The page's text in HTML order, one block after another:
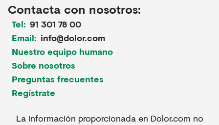
Contacta con nosotros:
Tel: 91 301 78 00
Email: info@dolor.com
Nuestro equipo humano
Sobre nosotros
Preguntas frecuentes
Regístrate
La información proporcionada en Dolor.com no